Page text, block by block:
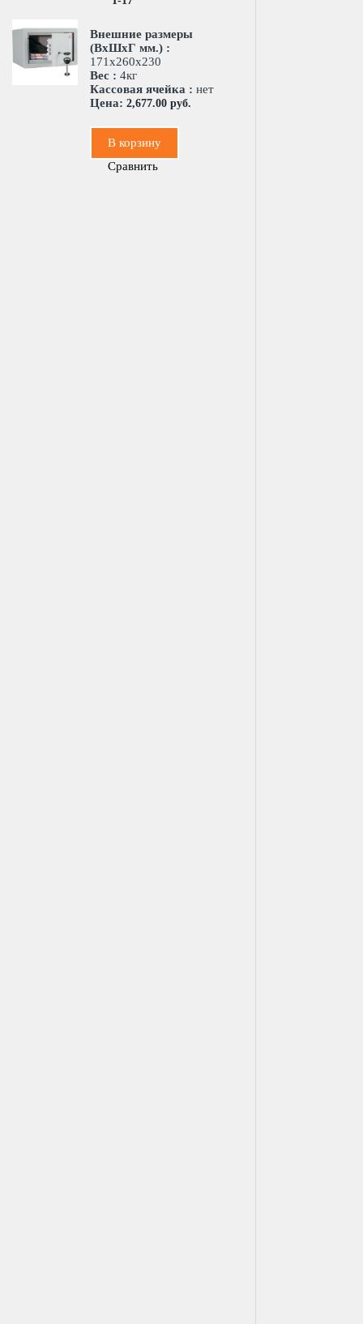
Внешние размеры
(ВхШхГ мм.) :
171х260х230
Вес : 4кг
Кассовая ячейка : нет
Цена: 2,677.00 руб.
В корзину
Сравнить